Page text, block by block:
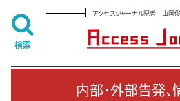
アクセスジャーナル記者 山岡
内部・外部告発、
検索